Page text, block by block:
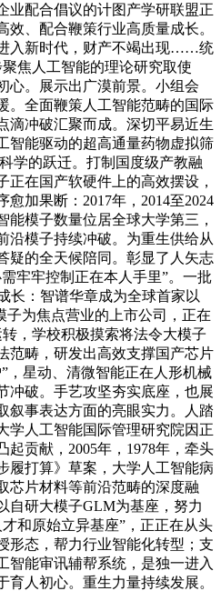
业配合倡议的计图产学研联盟正
、配合鞭策行业高质量成长。
入新时代，财产不竭出现……统
焦人工智能的理论研究取使
心。展示出广漠前景。小组会
。全面鞭策人工智能范畴的国际
滴冲破汇聚而成。深切平易近生
智能驱动的超高通量药物虚拟筛
学的跃迁。打制国度级产教融
正在国产软硬件上的高效摆设，
加果断：2017年，2014至2024
能模子数量位居全球大学第三，
沿模子持续冲破。为重生供给从
疑的全天候陪同。彰显了人矢志
牢牢控制正在本人手里”。一批
长：智谱华章成为全球首家以
为焦点营业的上市公司，正在
，学校积极摸索将法令大模子
范畴，研发出高效支撑国产芯片
，星动、清微智能正在人形机械
冲破。手艺攻坚夯实底座，也展
叙事表达方面的亮眼实力。人踏
学人工智能国际管理研究院因正
起贡献，2005年，1978年，牵头
履打算》草案，大学人工智能病
芯片材料等前沿范畴的深度融
自研大模子GLM为基座，努力
和原始立异基座”，正正在从头
形态，帮力行业智能化转型；支
智能审讯辅帮系统，是独一进入
人初心。重生力量持续发展。